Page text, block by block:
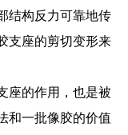
结构反力可靠地传
支座的剪切变形来
座的作用，也是被
和一批像胶的价值